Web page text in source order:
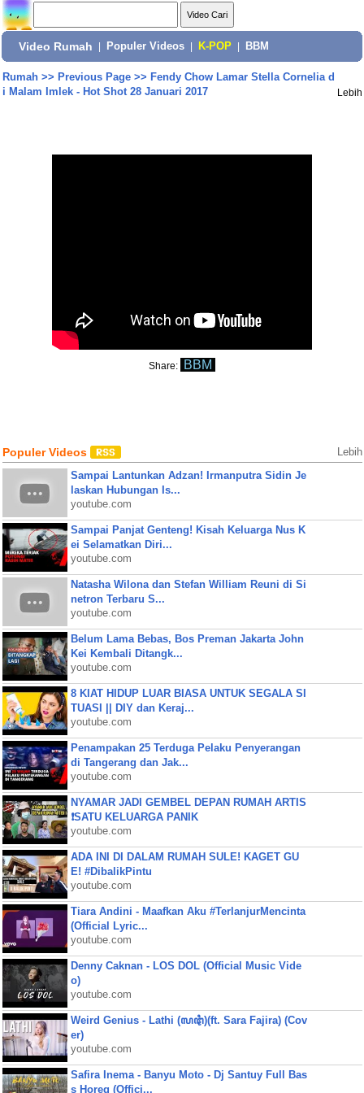
Video Rumah Populer Videos K-POP BBM
Rumah>> Previous Page>> Fendy Chow Lamar Stella Cornelia d
i Malam Imlek - Hot Shot 28 Januari 2017
Lebih
Share: BBM
Populer Videos Lebih
Sampai Lantunkan Adzan! Irmanputra Sidin Je
laskan Hubungan Is...
youtube.com
Sampai Panjat Genteng! Kisah Keluarga Nus K
ei Selamatkan Diri...
youtube.com
Natasha Wilona dan Stefan William Reuni di Si
netron Terbaru S...
youtube.com
Belum Lama Bebas, Bos Preman Jakarta John
Kei Kembali Ditangk...
youtube.com
8 KIAT HIDUP LUAR BIASA UNTUK SEGALA SI
TUASI || DIY dan Keraj...
youtube.com
Penampakan 25 Terduga Pelaku Penyerangan
di Tangerang dan Jak...
youtube.com
NYAMAR JADI GEMBEL DEPAN RUMAH ARTIS
❗SATU KELUARGA PANIK
youtube.com
ADA INI DI DALAM RUMAH SULE! KAGET GU
E! #DibalikPintu
youtube.com
Tiara Andini - Maafkan Aku #TerlanjurMencinta
(Official Lyric...
youtube.com
Denny Caknan - LOS DOL (Official Music Vide
o)
youtube.com
Weird Genius - Lathi (ꦭꦛꦶ)(ft. Sara Fajira) (Cov
er)
youtube.com
Safira Inema - Banyu Moto - Dj Santuy Full Bas
s Horeg (Offici...